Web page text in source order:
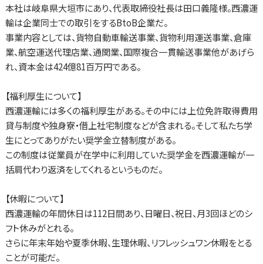
本社は岐阜県大垣市にあり、代表取締役社長は田口義隆様。西濃運
輸は企業同士での取引をするBtoB企業だ。
事業内容としては、貨物自動車輸送事業、貨物利用運送事業、倉庫
業、航空運送代理店業、通関業、国際複合一貫輸送事業他があげら
れ、資本金は424億81百万円である。
【福利厚生について】
西濃運輸には多くの福利厚生がある。その中には上位免許取得費用
貸与制度や独身寮・借上社宅制度などが含まれる。そして私たち学
生にとってありがたい奨学金立替制度がある。
この制度は従業員が在学中に利用していた奨学金を西濃運輸が一
括肩代わり返済をしてくれるというものだ。
【休暇について】
西濃運輸の年間休日は112日間あり、日曜日、祝日、月3回ほどのシ
フト休みがとれる。
さらに年末年始や夏季休暇、生理休暇、リフレッシュワン休暇をとる
ことが可能だ。